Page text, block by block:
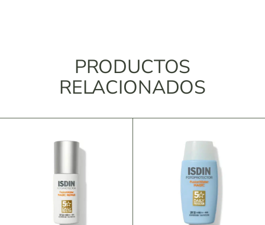
PRODUCTOS
RELACIONADOS